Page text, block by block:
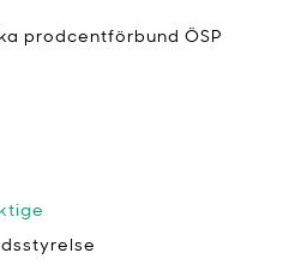
prodcentförbund ÖSP